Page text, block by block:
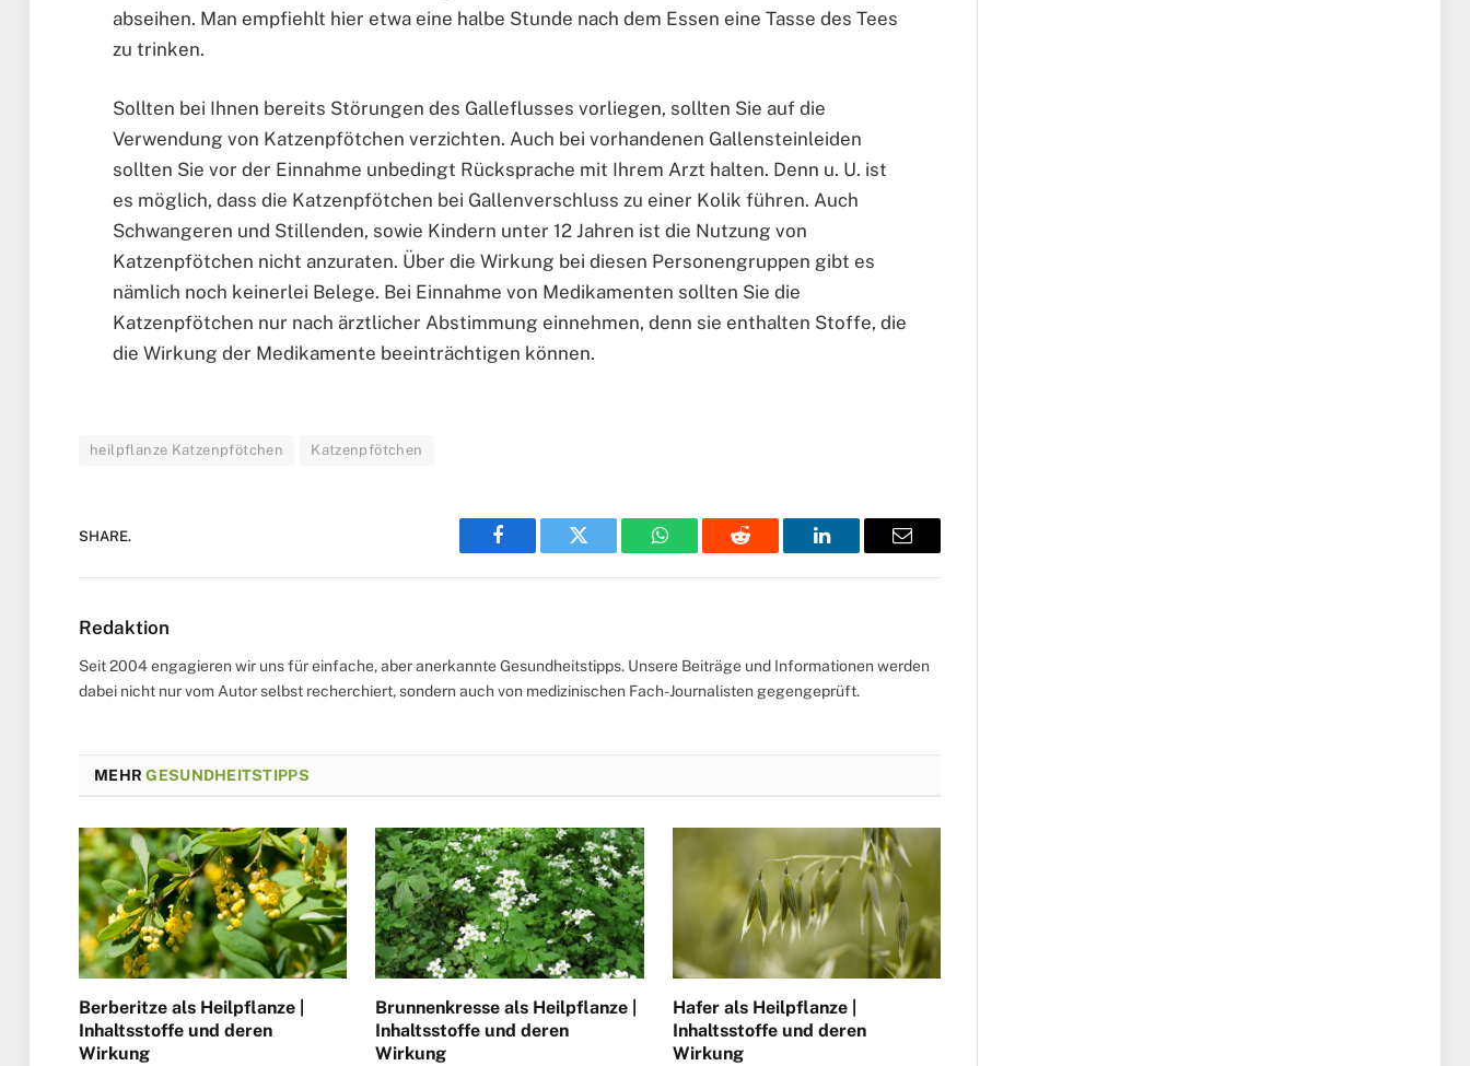
abseihen. Man empfiehlt hier etwa eine halbe Stunde nach dem Essen eine Tasse des Tees
zu trinken.
Sollten bei Ihnen bereits Störungen des Galleflusses vorliegen, sollten Sie auf die
Verwendung von Katzenpfötchen verzichten. Auch bei vorhandenen Gallensteinleiden
sollten Sie vor der Einnahme unbedingt Rücksprache mit Ihrem Arzt halten. Denn u. U. ist
es möglich, dass die Katzenpfötchen bei Gallenverschluss zu einer Kolik führen. Auch
Schwangeren und Stillenden, sowie Kindern unter 12 Jahren ist die Nutzung von
Katzenpfötchen nicht anzuraten. Über die Wirkung bei diesen Personengruppen gibt es
nämlich noch keinerlei Belege. Bei Einnahme von Medikamenten sollten Sie die
Katzenpfötchen nur nach ärztlicher Abstimmung einnehmen, denn sie enthalten Stoffe, die
die Wirkung der Medikamente beeinträchtigen können.
heilpflanze Katzenpfötchen Katzenpfötchen
SHARE.
Facebook Twitter WhatsAppReddit LinkedIn Email
Redaktion
Seit 2004 engagieren wir uns für einfache, aber anerkannte Gesundheitstipps. Unsere Beiträge und Informationen werden
dabei nicht nur vom Autor selbst recherchiert, sondern auch von medizinischen Fach-Journalisten gegengeprüft.
MEHRGESUNDHEITSTIPPS
Berberitze als Heilpflanze |
Inhaltsstoffe und deren
Wirkung
Brunnenkresse als Heilpflanze |
Inhaltsstoffe und deren
Wirkung
Hafer als Heilpflanze |
Inhaltsstoffe und deren
Wirkung